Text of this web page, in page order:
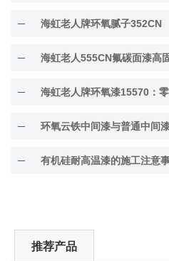
海虹老人牌环氧腻子352CN
有机硅耐高温漆的施工注意
推荐产品